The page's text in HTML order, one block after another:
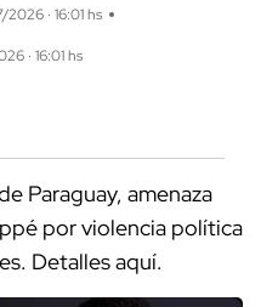
· 16:01 hs
· 16:01 hs
Paraguay, amenaza
por violencia política
Detalles aquí.